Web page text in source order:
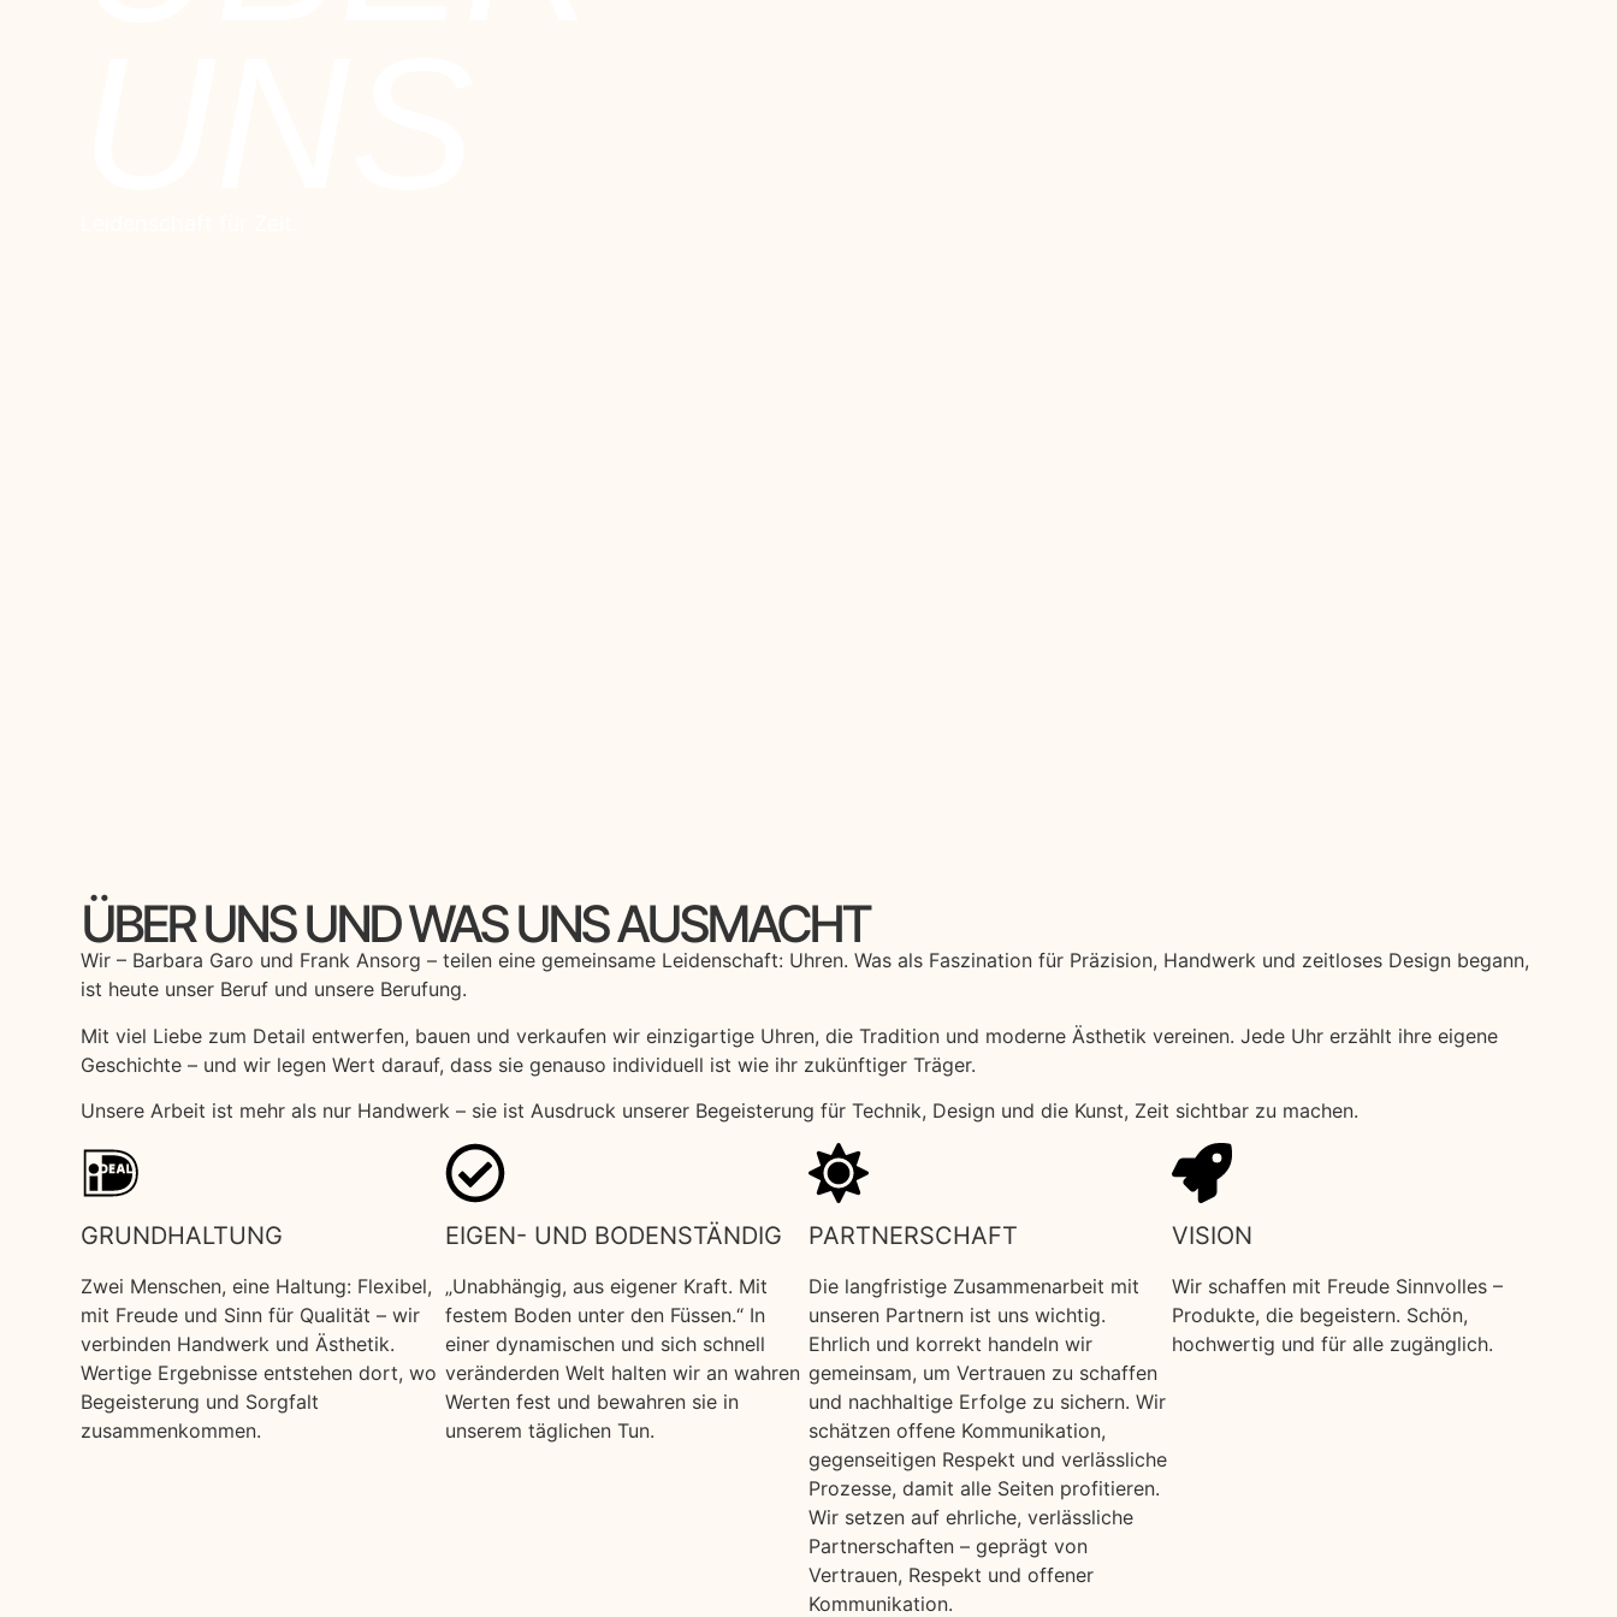
ÜBER UNS UND WAS UNS AUSMACHT
Wir – Barbara Garo und Frank Ansorg – teilen eine gemeinsame Leidenschaft: Uhren. Was als Faszination für Präzision, Handwerk und zeitloses Design begann,
ist heute unser Beruf und unsere Berufung.
Mit viel Liebe zum Detail entwerfen, bauen und verkaufen wir einzigartige Uhren, die Tradition und moderne Ästhetik vereinen. Jede Uhr erzählt ihre eigene
Geschichte – und wir legen Wert darauf, dass sie genauso individuell ist wie ihr zukünftiger Träger.
Unsere Arbeit ist mehr als nur Handwerk – sie ist Ausdruck unserer Begeisterung für Technik, Design und die Kunst, Zeit sichtbar zu machen.
GRUNDHALTUNG
Zwei Menschen, eine Haltung: Flexibel,
mit Freude und Sinn für Qualität – wir
verbinden Handwerk und Ästhetik.
Wertige Ergebnisse entstehen dort, wo
Begeisterung und Sorgfalt
zusammenkommen.
EIGEN- UND BODENSTÄNDIG
„Unabhängig, aus eigener Kraft. Mit
festem Boden unter den Füssen.“ In
einer dynamischen und sich schnell
veränderden Welt halten wir an wahren
Werten fest und bewahren sie in
unserem täglichen Tun.
PARTNERSCHAFT
Die langfristige Zusammenarbeit mit
unseren Partnern ist uns wichtig.
Ehrlich und korrekt handeln wir
gemeinsam, um Vertrauen zu schaffen
und nachhaltige Erfolge zu sichern. Wir
schätzen offene Kommunikation,
gegenseitigen Respekt und verlässliche
Prozesse, damit alle Seiten profitieren.
Wir setzen auf ehrliche, verlässliche
Partnerschaften – geprägt von
Vertrauen, Respekt und offener
Kommunikation.
VISION
Wir schaffen mit Freude Sinnvolles –
Produkte, die begeistern. Schön,
hochwertig und für alle zugänglich.